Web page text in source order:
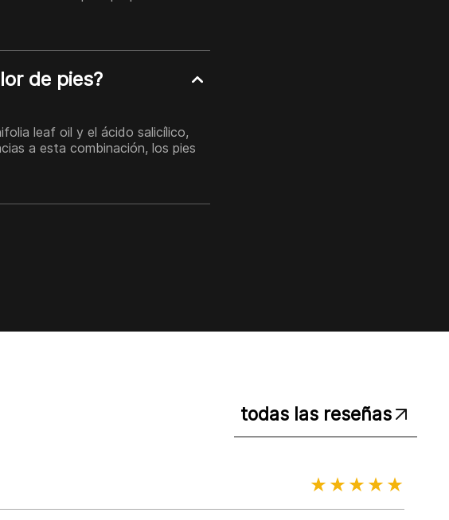
de pies?
leaf oil y el ácido salicílico,
a esta combinación, los pies
todas las reseñas